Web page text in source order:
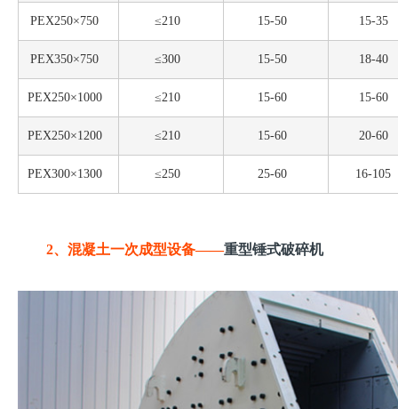
PEX250×750 ≤210 15-50 15-35
PEX350×750 ≤300 15-50 18-40
PEX250×1000 ≤210 15-60 15-60
PEX250×1200 ≤210 15-60 20-60
PEX300×1300 ≤250 25-60 16-105
2、混凝土一次成型设备——重型锤式破碎机